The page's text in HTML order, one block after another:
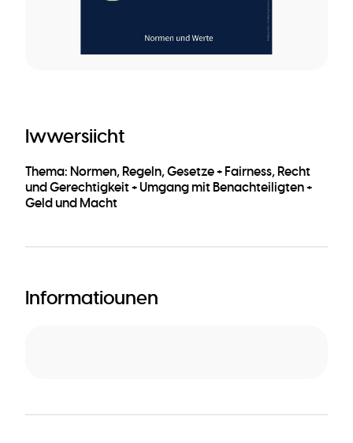
Iwwersiicht
Thema: Normen, Regeln, Gesetze + Fairness, Recht
und Gerechtigkeit + Umgang mit Benachteiligten +
Geld und Macht
Informatiounen